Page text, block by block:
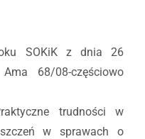
SOKiK z dnia 26
68/08-częściowo
trudności w
w sprawach o